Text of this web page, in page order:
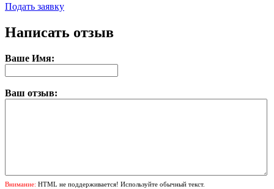
Подать заявку
Написать отзыв
Ваше Имя:
Ваш отзыв:
Внимание: HTML не поддерживается! Используйте обычный текст.